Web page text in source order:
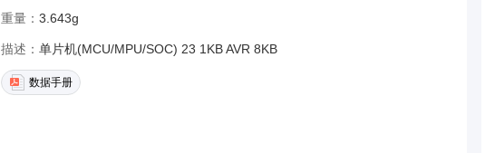
重量： 3.643g
描述： 单片机(MCU/MPU/SOC) 23 1KB AVR 8KB
数据手册